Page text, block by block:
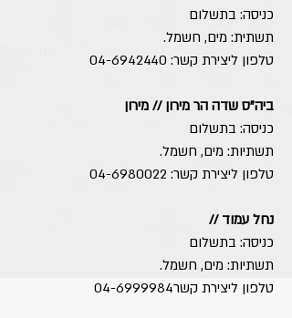
כניסה: בתשלום
תשתית: מים, חשמל.
טלפון ליצירת קשר: 04-6942440
​ביה"ס שדה הר מירון // מירון
כניסה: בתשלום
תשתיות: מים, חשמל.
טלפון ליצירת קשר: 04-6980022
נחל עמוד //
כניסה: בתשלום
תשתיות: מים, חשמל.
טלפון ליצירת קשר04-6999984​